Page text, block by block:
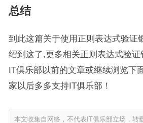
总结
到此这篇关于使用正则表达式验证
绍到这了,更多相关正则表达式验
IT俱乐部以前的文章或继续浏览下
家以后多多支持IT俱乐部！
本文收集自网络，不代表IT俱乐部立场，转